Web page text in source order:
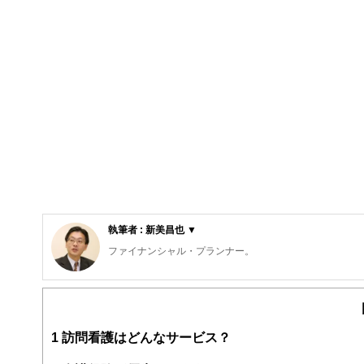
執筆者 : 新美昌也 ▼
ファイナンシャル・プランナー。
ライフプラン・キャッシュフロー分析に基づいた家計相
入院・介護のお金」（技術評論社）がある。
1 訪問看護はどんなサービス？